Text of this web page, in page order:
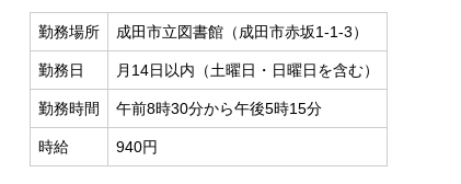
勤務場所 成田市立図書館（成田市赤坂1-1-3）
勤務日 月14日以内（土曜日・日曜日を含む）
勤務時間 午前8時30分から午後5時15分
時給 940円